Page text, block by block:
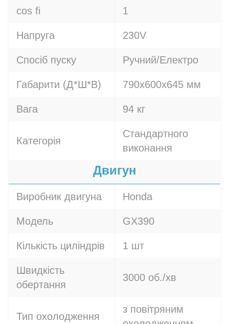
cos fi 1
Напруга 230V
Спосіб пуску Ручний/Електро
Габарити (Д*Ш*В) 790х600х645 мм
Вага 94 кг
Категорія
Стандартного
виконання
Двигун
Виробник двигуна Honda
Модель GX390
Кількість циліндрів 1 шт
Швидкість
обертання
3000 об./хв
Тип охолодження
з повітряним